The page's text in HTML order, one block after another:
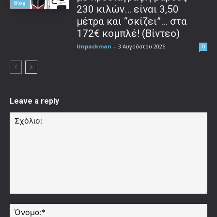
Blog
230 κιλών… είναι 3,50
μέτρα και “σκίζει”… στα
172€ κομπλέ! (Βίντεο)
Unpackman - 3 Αυγούστου 2026 0
Leave a reply